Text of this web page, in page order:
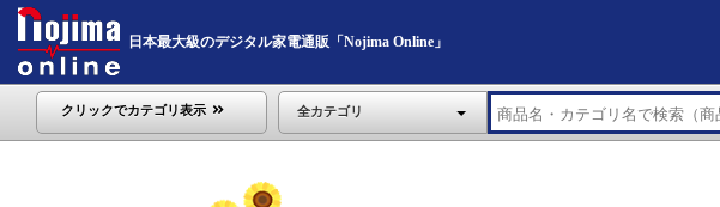
日本最大級のデジタル家電通販「Nojima Online」
クリックでカテゴリ表示 全カテゴリ